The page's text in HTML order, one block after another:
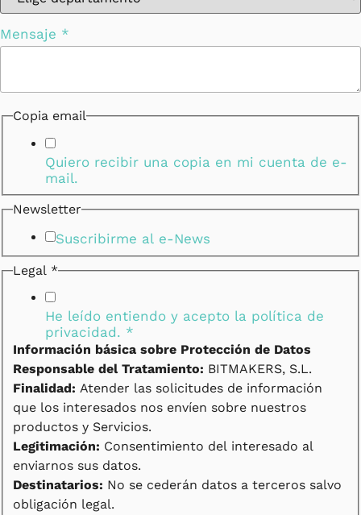
Teléfono
Newsletter
Mensaje *
Copia email
Quiero recibir una copia en mi cuenta de e-
mail.
Newsletter
Suscribirme al e-News
Legal *
He leído entiendo y acepto la política de
privacidad. *
Información básica sobre Protección de Datos
Responsable del Tratamiento: BITMAKERS, S.L.
Finalidad: Atender las solicitudes de información
que los interesados nos envíen sobre nuestros
productos y Servicios.
Legitimación: Consentimiento del interesado al
enviarnos sus datos.
Destinatarios: No se cederán datos a terceros salvo
obligación legal.